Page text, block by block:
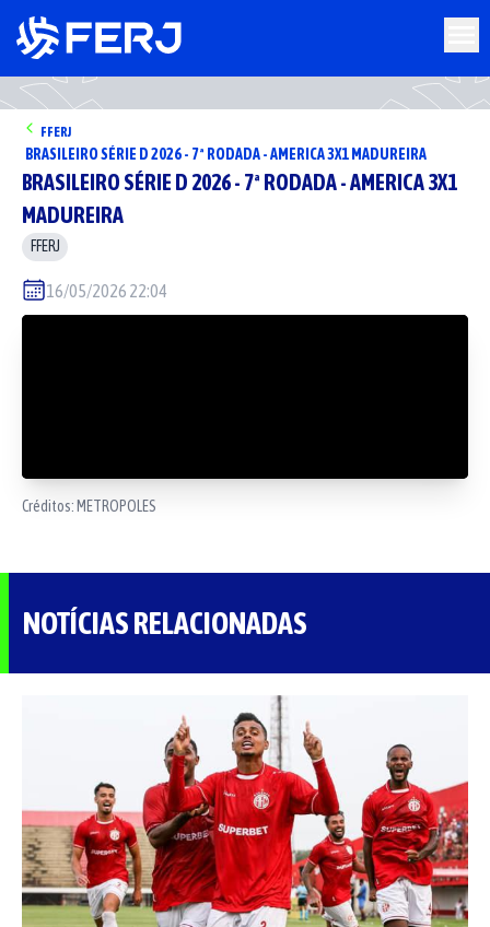
FFERJ
BRASILEIRO SÉRIE D 2026 - 7ª RODADA - AMERICA 3X1 MADUREIRA
BRASILEIRO SÉRIE D 2026 - 7ª RODADA - AMERICA 3X1
MADUREIRA
FFERJ
16/05/2026 22:04
Créditos:METROPOLES
NOTÍCIAS RELACIONADAS